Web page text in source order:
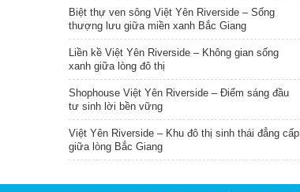
Biệt thự ven sông Việt Yên Riverside – Sống
thượng lưu giữa miền xanh Bắc Giang
Liền kề Việt Yên Riverside – Không gian sống
xanh giữa lòng đô thị
Shophouse Việt Yên Riverside – Điểm sáng đầu
tư sinh lời bền vững
Việt Yên Riverside – Khu đô thị sinh thái đẳng cấp
giữa lòng Bắc Giang